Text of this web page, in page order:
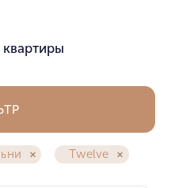
квартиры
Twelve